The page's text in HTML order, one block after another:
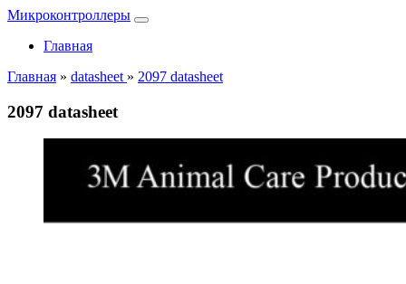
Микроконтроллеры
Главная
Главная » datasheet » 2097 datasheet
2097 datasheet